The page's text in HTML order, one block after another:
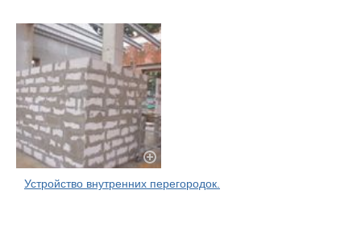
Устройство внутренних перегородок.